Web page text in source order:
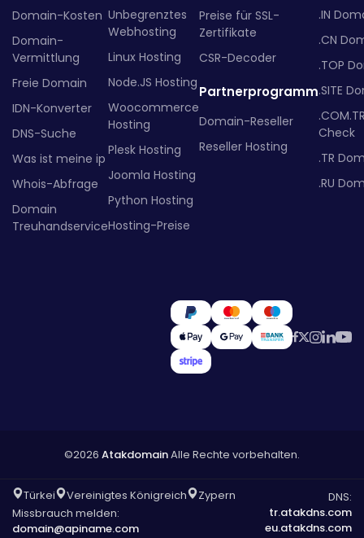
Domain-Kosten
Domain-
Vermittlung
Freie Domain
IDN-Konverter
DNS-Suche
Was ist meine ip
Whois-Abfrage
Domain
Treuhandservice
Unbegrenztes
Webhosting
Linux Hosting
Node.JS Hosting
Woocommerce
Hosting
Plesk Hosting
Joomla Hosting
Python Hosting
Hosting-Preise
Preise für SSL-
Zertifikate
CSR-Decoder
Partnerprogramm
Domain-Reseller
Reseller Hosting
.IN
.CN
.TOP
.SITE
Check
.TR
.RU
©2026 AtakdomainAlle Rechte vorbehalten.
Türkei Vereinigtes Königreich
Zypern
Missbrauch melden:
domain@apiname.com
DNS:
tr.atakdns.com
eu.atakdns.com